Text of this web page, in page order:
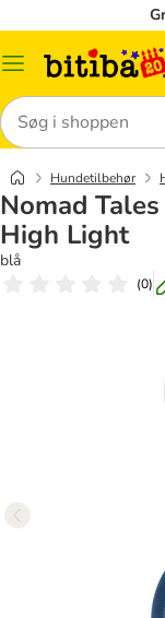
Menu
Søg
Hundetilbehør
Nomad
High Light
blå
(0)